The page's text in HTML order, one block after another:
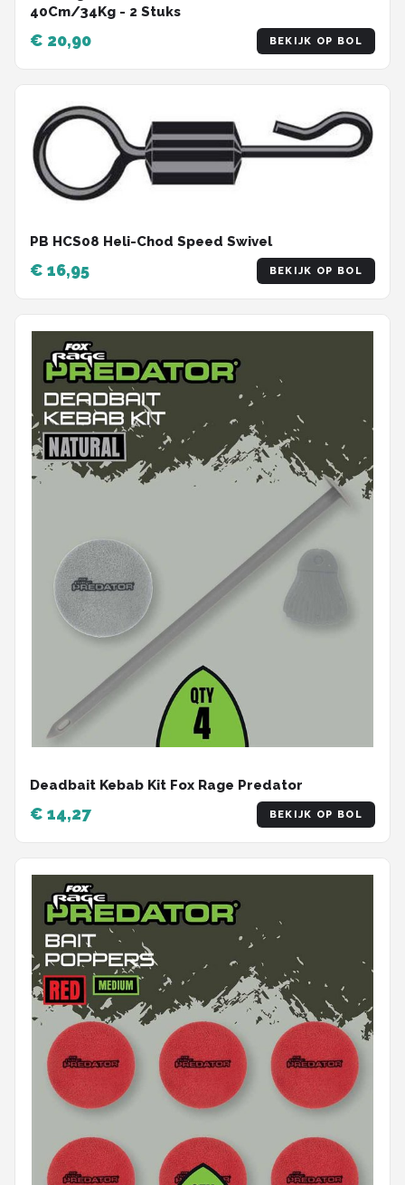
40Cm/34Kg - 2 Stuks
€ 20,90 BEKIJK OP BOL
PB HCS08 Heli-Chod Speed Swivel
€ 16,95 BEKIJK OP BOL
Deadbait Kebab Kit Fox Rage Predator
€ 14,27 BEKIJK OP BOL